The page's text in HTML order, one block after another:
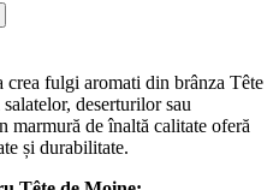
crea fulgi aromati din brânza Tête
deserturilor sau
marmură de înaltă calitate oferă
și durabilitate.